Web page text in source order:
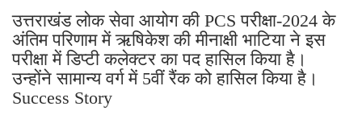
उत्तराखंड लोक सेवा आयोग की PCS परीक्षा-2024 के
अंतिम परिणाम में ऋषिकेश की मीनाक्षी भाटिया ने इस
परीक्षा में डिप्टी कलेक्टर का पद हासिल किया है।
उन्होंने सामान्य वर्ग में 5वीं रैंक को हासिल किया है।
Success Story